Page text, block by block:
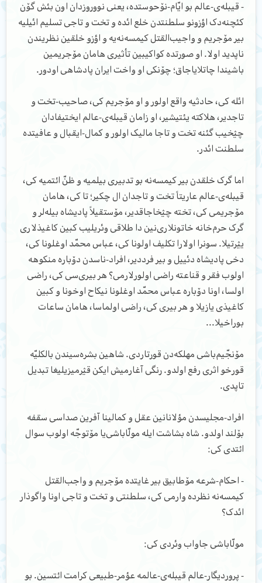
- قیبله‌ی-عالم بو ایّام-نۆحوستده، یعنی نووروزدان اون بئش گۆن
کئچنه‌دک اؤزونو سلطنتدن خلع ائده و تخت و تاجی تسلیم ائیلیه
بیر مۆجریم و واجیب‌القتل کیمسه‌نه‌یه و اؤزو خلقین نظریندن
ناپدید اولا. او صورتده کواکیبین تأثیری هامان مۆجریمین
‌باشیندا چاتلایاجاق؛ چۆنکی او واخت ایران پادشاهی اودور.
ائله کی، حادثیه واقع اولور و او مۆجریم کی، صاحیب-تخت و
تاجدیر، هلاکته یئتیشیر، او زامان قیبله‌ی-عالم ایختیفادان
چؽخیب گئنه تخت و تاجا مالیک اولور و کمال-ایقبال و عافیتده
سلطنت ائدر.
اما گرک خلقدن بیر کیمسه‌نه بو تدبیری بیلمیه و ظنّ ائتمیه کی،
قیبله‌ی-عالم عاریتاً تخت و تاجدان ال چکیر؛ تا کی، هامان
مۆجریمی کی، تخته چؽخاجاقدیر، مۆستقیلاً پادیشاه بیله‌لر و
گرک حرم‌خانه خاتونلاری‌نین دا طلاقی وئریلیب کبین کاغیذلاری
یؽرتیلا. سونرا اولارا تکلیف اولونا کی، عباس محمّد اوغلونا کی،
دخی پادیشاه دئییل و بیر فرددیر، افراد-ناسدن دۆباره منکوهه
اولوب فقر و قناعته راضی اولورلارمی؟ هر بیری‌سی کی، راضی
اولسا، اونا دۆباره عباس محمّد اوغلونا نیکاح اوخونا و کبین
کاغیذی یازیلا و هر بیری کی، راضی اولماسا، هامان ساعات
بوراخیلا...
مۆنجّیم‌باشی مهلکه‌دن قورتاردی. شاهین بشره‌سیندن بالکلیّه
قورخو اثری رفع اولدو. رنگی آغارمیش ایکن قؽرمیزیلیغا تبدیل
تاپدی.
افراد-مجلیسدن مؤلانانین عقل و کمالینا آفرین صداسی سقفه
بۆلند اولدو. شاه بشاشت ایله مولّا‌باشی‌یا مۆتوجّه اولوب سوال
ائتدی کی:
- احکام-شرعه مۆطابیق بیر غایتده مۆجریم و واجب‌القتل
کیمسه‌نه نظرده وارمی کی، سلطنتی و تخت و تاجی اونا واگوذار
ائدک؟
مولّا‌باشی جاواب وئردی کی:
- پروردیگار-عالم قیبله‌ی-عالمه عؤمر-طبیعی کرامت ائتسین. بو